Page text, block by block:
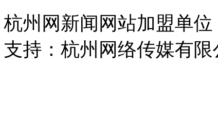
杭州网新闻网站加盟单
支持：杭州网络传媒有限